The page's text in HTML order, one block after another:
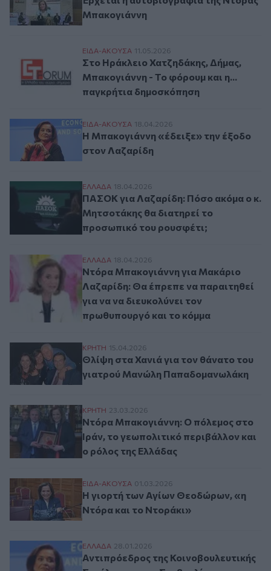
Μπακογιάννη
Στο Ηράκλειο Χατζηδάκης, Δήμας,
ΕΙΔΑ-ΑΚΟΥΣΑ 11.05.2026
Στο Ηράκλειο Χατζηδάκης, Δήμας,
Μπακογιάννη - Το φόρουμ και η...
παγκρήτια δημοσκόπηση
Η Μπακογιάννη «έδειξε» την έξοδο στον
ΕΙΔΑ-ΑΚΟΥΣΑ 18.04.2026
Η Μπακογιάννη «έδειξε» την έξοδο
στον Λαζαρίδη
ΠΑΣΟΚ για Λαζαρίδη: Πόσο ακόμα ο κ.
ΕΛΛAΔΑ 18.04.2026
ΠΑΣΟΚ για Λαζαρίδη: Πόσο ακόμα ο κ.
Μητσοτάκης θα διατηρεί το
προσωπικό του ρουσφέτι;
Ντόρα Μπακογιάννη για Μακάριο
ΕΛΛAΔΑ 18.04.2026
Ντόρα Μπακογιάννη για Μακάριο
Λαζαρίδη: Θα έπρεπε να παραιτηθεί
για να να διευκολύνει τον
πρωθυπουργό και το κόμμα
Θλίψη στα Χανιά για τον θάνατο του
ΚΡΗΤΗ 15.04.2026
Θλίψη στα Χανιά για τον θάνατο του
γιατρού Μανώλη Παπαδομανωλάκη
Ντόρα Μπακογιάννη: Ο πόλεμος στο
ΚΡΗΤΗ 23.03.2026
Ντόρα Μπακογιάννη: Ο πόλεμος στο
Ιράν, το γεωπολιτικό περιβάλλον και
ο ρόλος της Ελλάδας
Η γιορτή των Αγίων Θεοδώρων, «η Ντόρα
ΕΙΔΑ-ΑΚΟΥΣΑ 01.03.2026
Η γιορτή των Αγίων Θεοδώρων, «η
Ντόρα και το Ντοράκι»
Αντιπρόεδρος της Κοινοβουλευτικής
ΕΛΛAΔΑ 28.01.2026
Αντιπρόεδρος της Κοινοβουλευτικής